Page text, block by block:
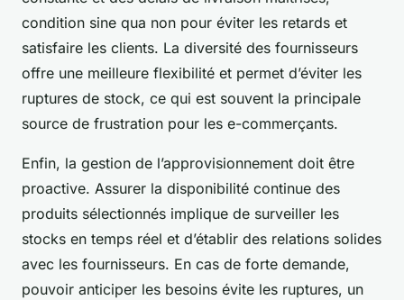
condition sine qua non pour éviter les retards et
satisfaire les clients. La diversité des fournisseurs
offre une meilleure flexibilité et permet d’éviter les
ruptures de stock, ce qui est souvent la principale
source de frustration pour les e-commerçants.
Enfin, la gestion de l’approvisionnement doit être
proactive. Assurer la disponibilité continue des
produits sélectionnés implique de surveiller les
stocks en temps réel et d’établir des relations solides
avec les fournisseurs. En cas de forte demande,
pouvoir anticiper les besoins évite les ruptures, un